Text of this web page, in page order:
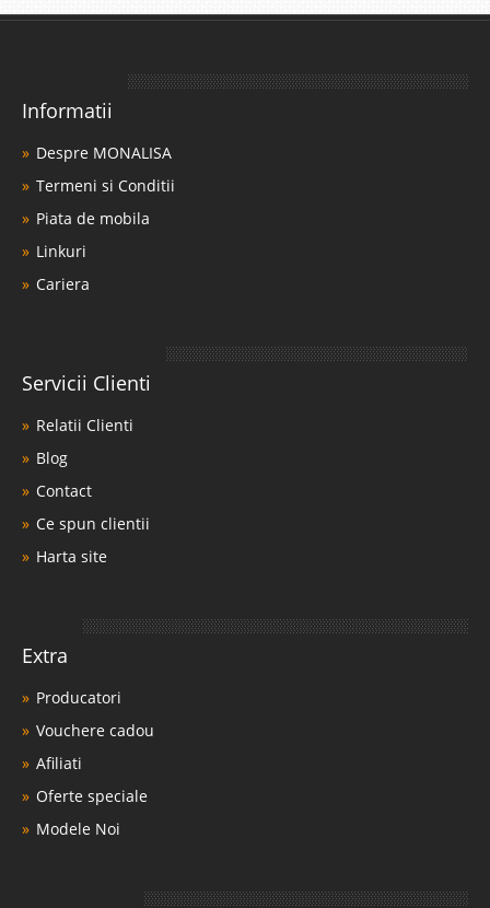
Informatii
Despre MONALISA
Termeni si Conditii
Piata de mobila
Linkuri
Cariera
Servicii Clienti
Relatii Clienti
Blog
Contact
Ce spun clientii
Harta site
Extra
Producatori
Vouchere cadou
Afiliati
Oferte speciale
Modele Noi